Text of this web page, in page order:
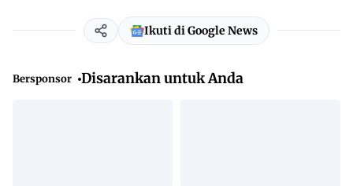
Ikuti di Google News
Bersponsor Disarankan untuk Anda